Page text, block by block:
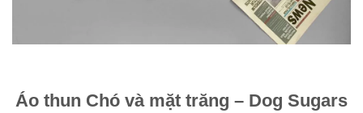
Áo thun Chó và mặt trăng – Dog Sugars